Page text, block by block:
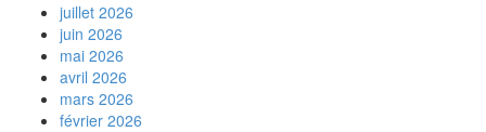
juillet 2026
juin 2026
mai 2026
avril 2026
mars 2026
février 2026